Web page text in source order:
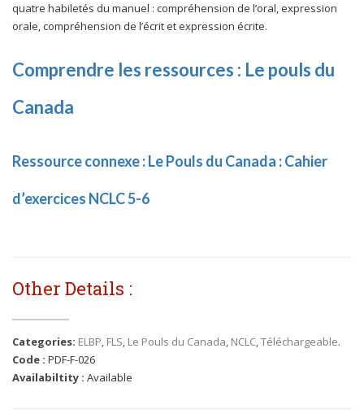
quatre habiletés du manuel : compréhension de l’oral, expression
orale, compréhension de l’écrit et expression écrite.
Comprendre les ressources : Le pouls du
Canada
Ressource connexe : Le Pouls du Canada : Cahier
d’exercices NCLC 5-6
Other Details :
Categories: ELBP, FLS, Le Pouls du Canada, NCLC,Téléchargeable.
Code : PDF-F-026
Availabiltity : Available